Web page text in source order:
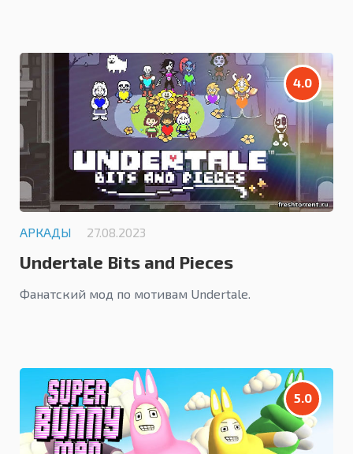
4.0
АРКАДЫ 27.08.2023
Undertale Bits and Pieces
Фанатский мод по мотивам Undertale.
5.0